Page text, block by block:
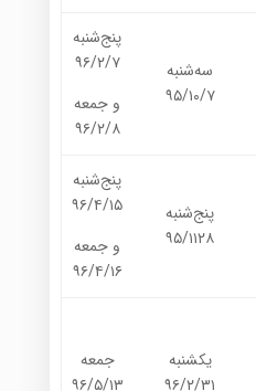
سه‌شنبه
۹۵/۱۰/۷
پنج‌شنبه
۹۶/۲/۷
و جمعه
۹۶/۲/۸
پنج‌شنبه
۹۵/۱۱۲۸
پنج‌شنبه
۹۶/۴/۱۵
و جمعه
۹۶/۴/۱۶
یکشنبه
۹۶/۲/۳۱
جمعه
۹۶/۵/۱۳